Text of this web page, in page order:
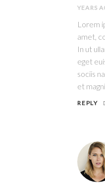
YEARS
Lorem
amet,
In ut
eget
sociis
et
REPLY